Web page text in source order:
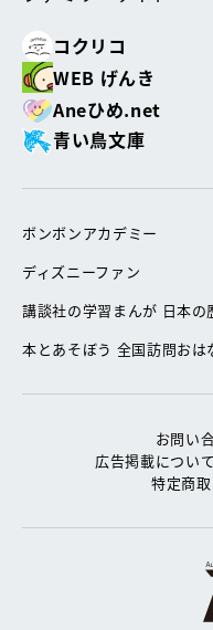
コクリコ
WEB げんき
Aneひめ.net
青い鳥文庫
ボンボンアカデミー
ディズニーファン
講談社の学習まんが 日本の
本とあそぼう 全国訪問おは
お問い
広告掲載について
特定商